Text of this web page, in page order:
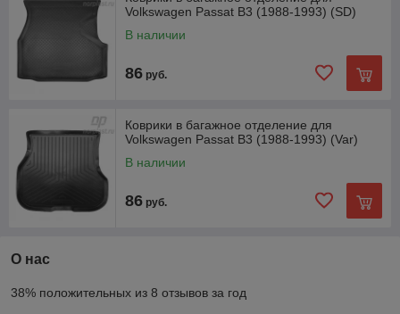
Volkswagen Passat B3 (1988-1993) (SD)
В наличии
86 руб.
Коврики в багажное отделение для
Volkswagen Passat B3 (1988-1993) (Var)
В наличии
86 руб.
О нас
38% положительных из 8 отзывов за год